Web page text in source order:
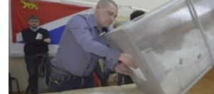
СИБИРЬ.РЕАЛИИ
РАСПИСАНИЕ ВЕЩАНИЯ
ПОДПИШИТЕСЬ НА РАССЫЛКУ